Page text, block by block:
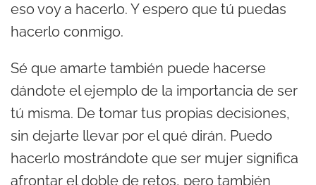
eso voy a hacerlo. Y espero que tú puedas
hacerlo conmigo.
Sé que amarte también puede hacerse
dándote el ejemplo de la importancia de ser
tú misma. De tomar tus propias decisiones,
sin dejarte llevar por el qué dirán. Puedo
hacerlo mostrándote que ser mujer significa
afrontar el doble de retos, pero también